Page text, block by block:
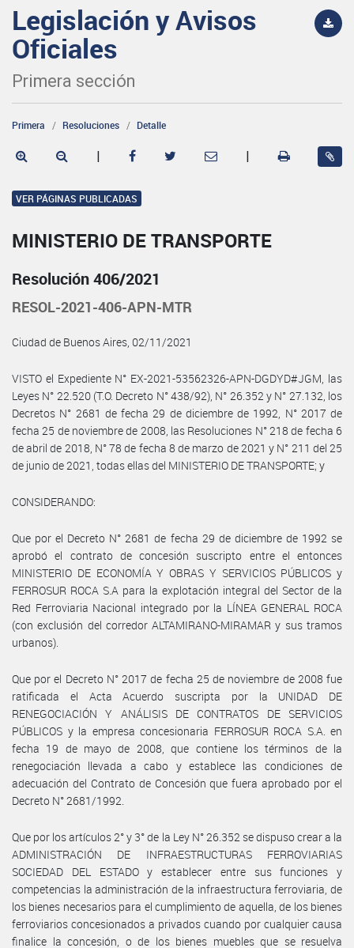
Legislación y Avisos
Oficiales
Primera sección
Primera Resoluciones Detalle
| |
VER PÁGINAS PUBLICADAS
MINISTERIO DE TRANSPORTE
Resolución 406/2021
RESOL-2021-406-APN-MTR
Ciudad de Buenos Aires, 02/11/2021
VISTO el Expediente N° EX-2021-53562326-APN-DGDYD#JGM, las
Leyes N° 22.520 (T.O. Decreto N° 438/92), N° 26.352 y N° 27.132, los
Decretos N° 2681 de fecha 29 de diciembre de 1992, N° 2017 de
fecha 25 de noviembre de 2008, las Resoluciones N° 218 de fecha 6
de abril de 2018, N° 78 de fecha 8 de marzo de 2021 y N° 211 del 25
de junio de 2021, todas ellas del MINISTERIO DE TRANSPORTE; y
CONSIDERANDO:
Que por el Decreto N° 2681 de fecha 29 de diciembre de 1992 se
aprobó el contrato de concesión suscripto entre el entonces
MINISTERIO DE ECONOMÍA Y OBRAS Y SERVICIOS PÚBLICOS y
FERROSUR ROCA S.A para la explotación integral del Sector de la
Red Ferroviaria Nacional integrado por la LÍNEA GENERAL ROCA
(con exclusión del corredor ALTAMIRANO-MIRAMAR y sus tramos
urbanos).
Que por el Decreto N° 2017 de fecha 25 de noviembre de 2008 fue
ratificada el Acta Acuerdo suscripta por la UNIDAD DE
RENEGOCIACIÓN Y ANÁLISIS DE CONTRATOS DE SERVICIOS
PÚBLICOS y la empresa concesionaria FERROSUR ROCA S.A. en
fecha 19 de mayo de 2008, que contiene los términos de la
renegociación llevada a cabo y establece las condiciones de
adecuación del Contrato de Concesión que fuera aprobado por el
Decreto N° 2681/1992.
Que por los artículos 2° y 3° de la Ley N° 26.352 se dispuso crear a la
ADMINISTRACIÓN DE INFRAESTRUCTURAS FERROVIARIAS
SOCIEDAD DEL ESTADO y establecer entre sus funciones y
competencias la administración de la infraestructura ferroviaria, de
los bienes necesarios para el cumplimiento de aquella, de los bienes
ferroviarios concesionados a privados cuando por cualquier causa
finalice la concesión, o de los bienes muebles que se resuelva